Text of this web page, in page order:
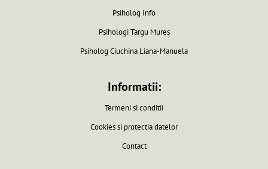
Psiholog Info
Psihologi Targu Mures
Psiholog Ciuchina Liana-Manuela
Informatii:
Termeni si conditii
Cookies si protectia datelor
Contact